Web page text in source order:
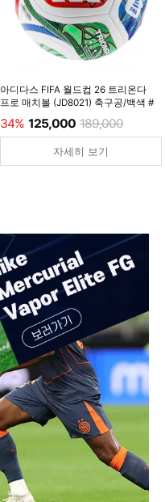
아디다스 FIFA 월드컵 26 트리온다
프로 매치볼 (JD8021) 축구공/백색 #
34% 125,000 189,000
자세히 보기